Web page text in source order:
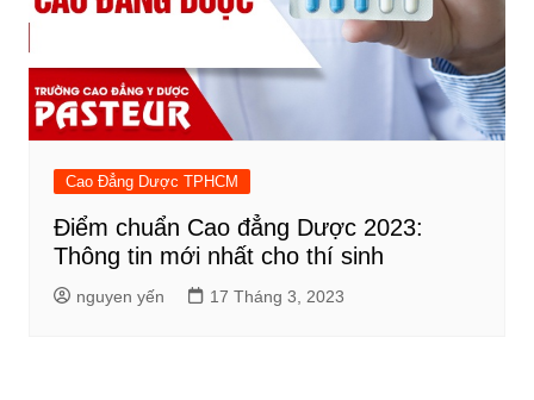
Cao Đẳng Dược TPHCM
Điểm chuẩn Cao đẳng Dược 2023:
Thông tin mới nhất cho thí sinh
nguyen yến 17 Tháng 3, 2023